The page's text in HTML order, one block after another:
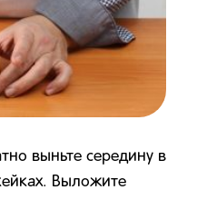
выньте середину в
Выложите